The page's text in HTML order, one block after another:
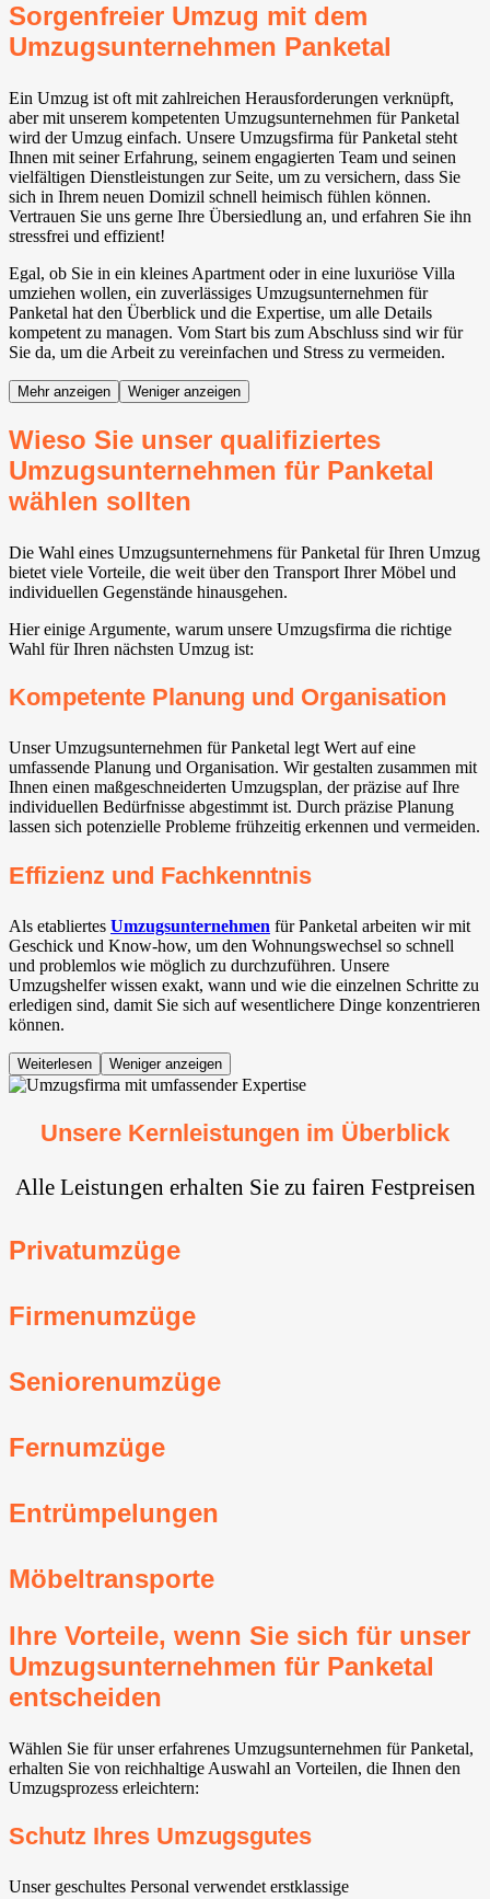
Sorgenfreier Umzug mit dem
Umzugsunternehmen Panketal⁠
Ein Umzug ist oft mit zahlreichen Herausforderungen verknüpft,
aber mit unserem kompetenten Umzugsunternehmen für Panketal⁠
wird der Umzug einfach. Unsere Umzugsfirma für Panketal⁠ steht
Ihnen mit seiner Erfahrung, seinem engagierten Team und seinen
vielfältigen Dienstleistungen zur Seite, um zu versichern, dass Sie
sich in Ihrem neuen Domizil schnell heimisch fühlen können.
Vertrauen Sie uns gerne Ihre Übersiedlung an, und erfahren Sie ihn
stressfrei und effizient!
Egal, ob Sie in ein kleines Apartment oder in eine luxuriöse Villa
umziehen wollen, ein zuverlässiges Umzugsunternehmen für
Panketal⁠ hat den Überblick und die Expertise, um alle Details
kompetent zu managen. Vom Start bis zum Abschluss sind wir für
Sie da, um die Arbeit zu vereinfachen und Stress zu vermeiden.
Mehr anzeigen Weniger anzeigen
Wieso Sie unser qualifiziertes
Umzugsunternehmen für Panketal⁠
wählen sollten
Die Wahl eines Umzugsunternehmens für Panketal⁠ für Ihren Umzug
bietet viele Vorteile, die weit über den Transport Ihrer Möbel und
individuellen Gegenstände hinausgehen.
Hier einige Argumente, warum unsere Umzugsfirma die richtige
Wahl für Ihren nächsten Umzug ist:
Kompetente Planung und Organisation
Unser Umzugsunternehmen für Panketal⁠ legt Wert auf eine
umfassende Planung und Organisation. Wir gestalten zusammen mit
Ihnen einen maßgeschneiderten Umzugsplan, der präzise auf Ihre
individuellen Bedürfnisse abgestimmt ist. Durch präzise Planung
lassen sich potenzielle Probleme frühzeitig erkennen und vermeiden.
Effizienz und Fachkenntnis
Als etabliertes Umzugsunternehmen für Panketal⁠ arbeiten wir mit
Geschick und Know-how, um den Wohnungswechsel so schnell
und problemlos wie möglich zu durchzuführen. Unsere
Umzugshelfer wissen exakt, wann und wie die einzelnen Schritte zu
erledigen sind, damit Sie sich auf wesentlichere Dinge konzentrieren
können.
Weiterlesen Weniger anzeigen
Unsere Kernleistungen im Überblick
Alle Leistungen erhalten Sie zu fairen Festpreisen
Privatumzüge
Firmenumzüge
Seniorenumzüge
Fernumzüge
Entrümpelungen
Möbeltransporte
Ihre Vorteile, wenn Sie sich für unser
Umzugsunternehmen für Panketal⁠
entscheiden
Wählen Sie für unser erfahrenes Umzugsunternehmen für Panketal⁠,
erhalten Sie von reichhaltige Auswahl an Vorteilen, die Ihnen den
Umzugsprozess erleichtern:
Schutz Ihres Umzugsgutes
Unser geschultes Personal verwendet erstklassige